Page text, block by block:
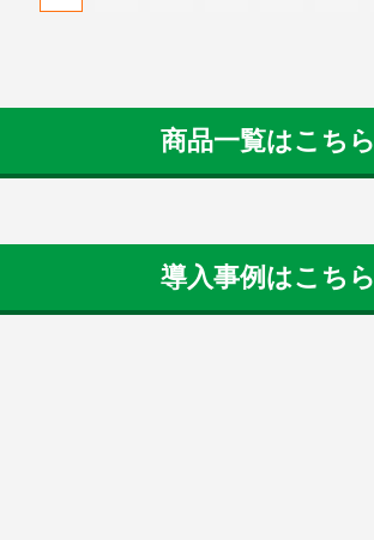
商品一覧はこちら
導入事例はこちら